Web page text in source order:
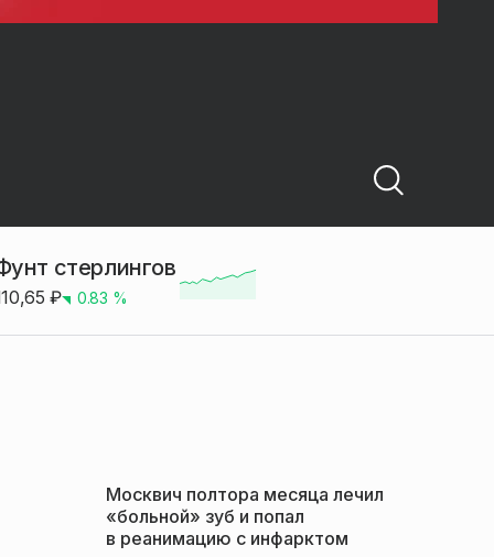
стерлингов
₽ 0.83 %
Москвич полтора месяца лечил
«больной» зуб и попал
в реанимацию с инфарктом